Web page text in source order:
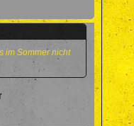
im Sommer nicht